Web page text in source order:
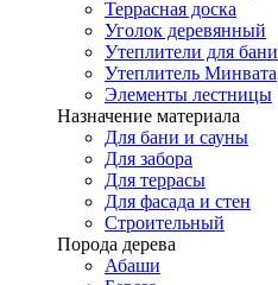
Террасная доска
Уголок деревянный
Утеплители для бани
Утеплитель Минвата
Элементы лестницы
Назначение материала
Для бани и сауны
Для забора
Для террасы
Для фасада и стен
Строительный
Порода дерева
Абаши